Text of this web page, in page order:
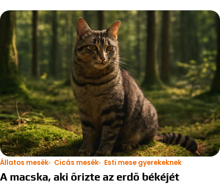
Állatos mesék Cicás mesék Esti mese gyerekeknek
A macska, aki őrizte az erdő békéjét